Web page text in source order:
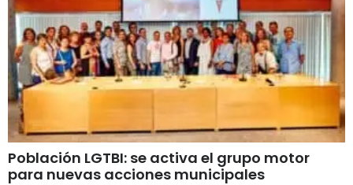
Población LGTBI: se activa el grupo motor
para nuevas acciones municipales